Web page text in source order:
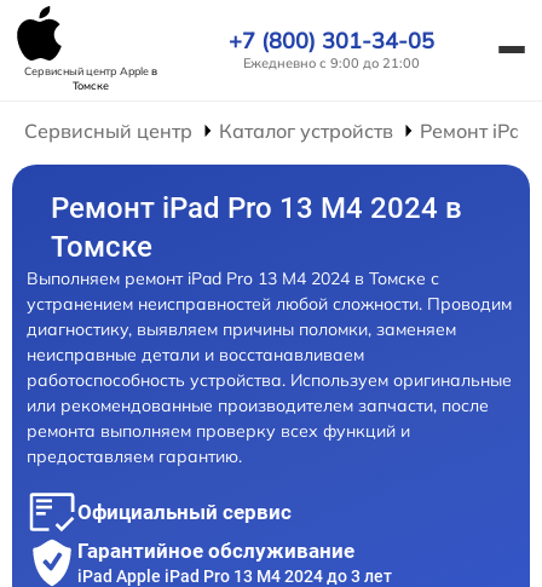
Сервисный центр Appleв
Томске
+7 (800) 301-34-05
Ежедневно с 9:00 до 21:00
Сервисный центр Каталог устройств Ремонт iPad
Ремонт iPad Pro 13 M4 2024 в
Томске
Выполняем ремонт iPad Pro 13 M4 2024 в Томске с
устранением неисправностей любой сложности. Проводим
диагностику, выявляем причины поломки, заменяем
неисправные детали и восстанавливаем
работоспособность устройства. Используем оригинальные
или рекомендованные производителем запчасти, после
ремонта выполняем проверку всех функций и
предоставляем гарантию.
Официальный сервис
Гарантийное обслуживание
iPad Apple iPad Pro 13 M4 2024 до 3 лет